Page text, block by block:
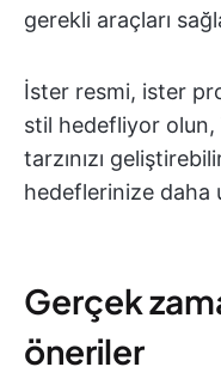
gerekli araçları
İster resmi, ister
stil hedefliyor olun,
tarzınızı
hedeflerinize daha
Gerçek
öneriler